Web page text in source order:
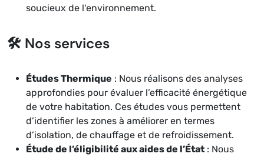
soucieux de l'environnement.
🛠️ Nos services
Études Thermique : Nous réalisons des analyses
approfondies pour évaluer l’efficacité énergétique
de votre habitation. Ces études vous permettent
d’identifier les zones à améliorer en termes
d’isolation, de chauffage et de refroidissement.
Étude de l’éligibilité aux aides de l’État : Nous